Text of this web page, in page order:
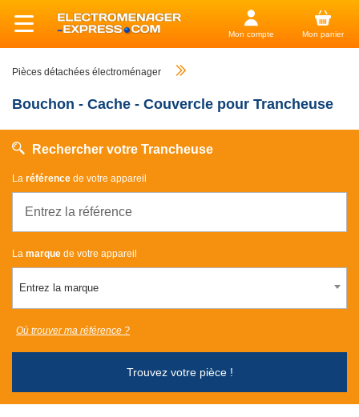
Mon compte Mon panier
Pièces détachées électroménager
Bouchon - Cache - Couvercle pour Trancheuse
Rechercher votre Trancheuse
La référence de votre appareil
La marque de votre appareil
Entrez la marque
Trouvez votre pièce !
Où trouver ma référence ?